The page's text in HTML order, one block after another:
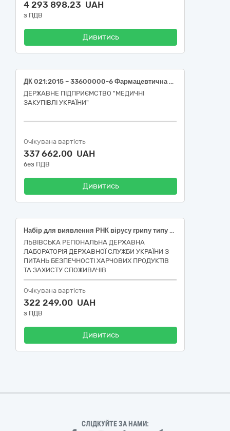
4 293 898,23 UAH
з ПДВ
Дивитись
ДК 021:2015 – 33600000-6 Фармацевтична продукція (Леветирацетам 100 мг/1 мл)
ДЕРЖАВНЕ ПІДПРИЄМСТВО "МЕДИЧНІ
ЗАКУПІВЛІ УКРАЇНИ"
Очікувана вартість
337 662,00 UAH
без ПДВ
Дивитись
Набір для виявлення РНК вірусу грипу типу А методом ПЛР-РЧ; Набір для виявлення РНК вірусу хвороби Ньюкасла методом ПЛР в режимі реального часу; Набір для виділення ДНК/РНК збудників хвороб тварин; Набір для виявлення ГМО 35S/NOS/FMV ПЛР в реальному часі з внутрішнім позитивним контролем (IPC); Набір для виділення геномної ДНК зі зразків харчових продуктів і кормів рослинного і тваринного походження та із зразків з високим ступенем обробки
ЛЬВІВСЬКА РЕГІОНАЛЬНА ДЕРЖАВНА
ЛАБОРАТОРІЯ ДЕРЖАВНОЇ СЛУЖБИ УКРАЇНИ З
ПИТАНЬ БЕЗПЕЧНОСТІ ХАРЧОВИХ ПРОДУКТІВ
ТА ЗАХИСТУ СПОЖИВАЧІВ
Очікувана вартість
322 249,00 UAH
з ПДВ
Дивитись
СЛІДКУЙТЕ ЗА НАМИ: